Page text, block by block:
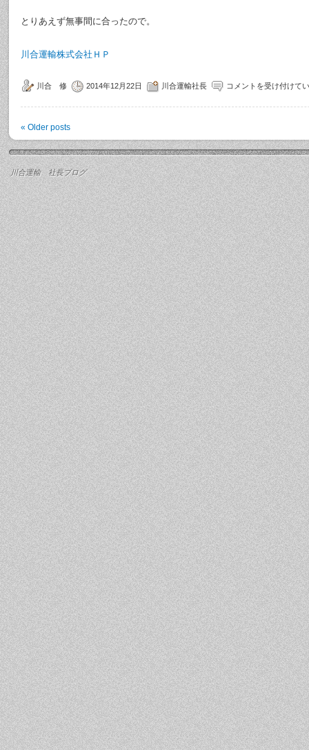
とりあえず無事間に合ったので。
川合運輸株式会社ＨＰ
川合 修 2014年12月22日 川合運輸社長 コメントを受け付けて
« Older posts
川合運輸 社長ブログ